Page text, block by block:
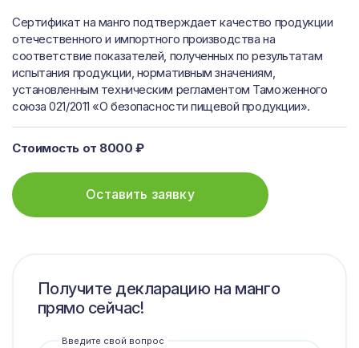
Сертификат на манго подтверждает качество продукции
отечественного и импортного производства на
соответствие показателей, полученных по результатам
испытания продукции, нормативным значениям,
установленным техническим регламентом Таможенного
союза 021/2011 «О безопасности пищевой продукции».
Стоимость от 8000 ₽
Оставить заявку
Получите декларацию на манго
прямо сейчас!
Введите свой вопрос